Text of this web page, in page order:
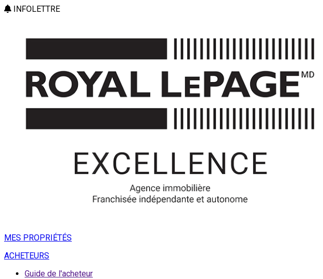
INFOLETTRE
MES PROPRIÉTÉS
ACHETEURS
Guide de l'acheteur